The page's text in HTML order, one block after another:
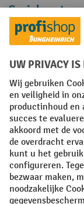
Sociale
Facebook
YouTube
LinkedIn
Algemene
Privacyverklaring
All prices excl. VAT
if not stated
¹ De korting is geldig
toepassing op
procentuele